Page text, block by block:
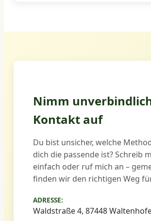
Nimm
Kontakt auf
Du bist unsicher, welche
dich die passende ist? Schreib
einfach oder ruf mich an –
finden wir den richtigen Weg
ADRESSE:
Waldstraße 4, 87448